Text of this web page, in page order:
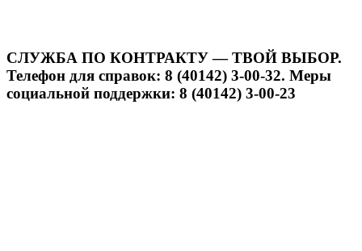
СЛУЖБА ПО КОНТРАКТУ — ТВОЙ ВЫБОР.
Телефон для справок: 8 (40142) 3-00-32. Меры
социальной поддержки: 8 (40142) 3-00-23